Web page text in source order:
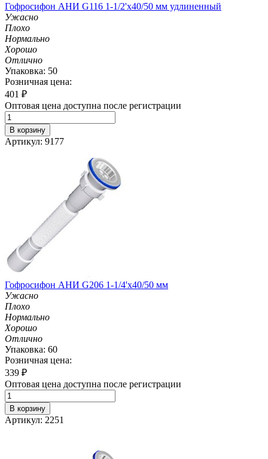
Гофросифон АНИ G116 1-1/2'х40/50 мм удлиненный
Ужасно
Плохо
Нормально
Хорошо
Отлично
Упаковка: 50
Розничная цена:
401 ₽
Оптовая цена доступна после регистрации
В корзину
Артикул: 9177
Гофросифон АНИ G206 1-1/4'х40/50 мм
Ужасно
Плохо
Нормально
Хорошо
Отлично
Упаковка: 60
Розничная цена:
339 ₽
Оптовая цена доступна после регистрации
В корзину
Артикул: 2251